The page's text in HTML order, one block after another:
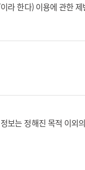
한다) 이용에 관한
, 특별한 경우가 아닌
록을 한 자로 유료회원
한된 서비스 범위내
는 정해진 목적 이외